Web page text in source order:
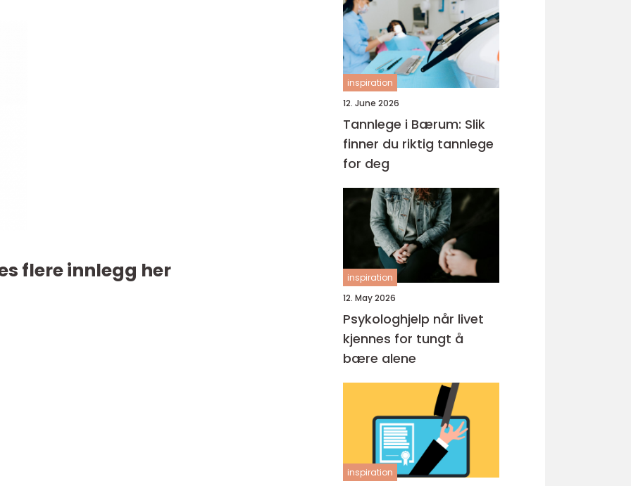
flere innlegg her
inspiration
12. June 2026
Tannlege i Bærum: Slik
finner du riktig tannlege
for deg
inspiration
12. May 2026
Psykologhjelp når livet
kjennes for tungt å
bære alene
inspiration